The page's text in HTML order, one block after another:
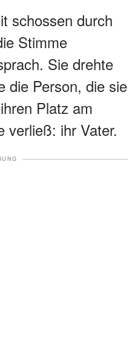
schossen durch
Stimme
Sie drehte
die Person, die sie
Platz am
verließ: ihr Vater.